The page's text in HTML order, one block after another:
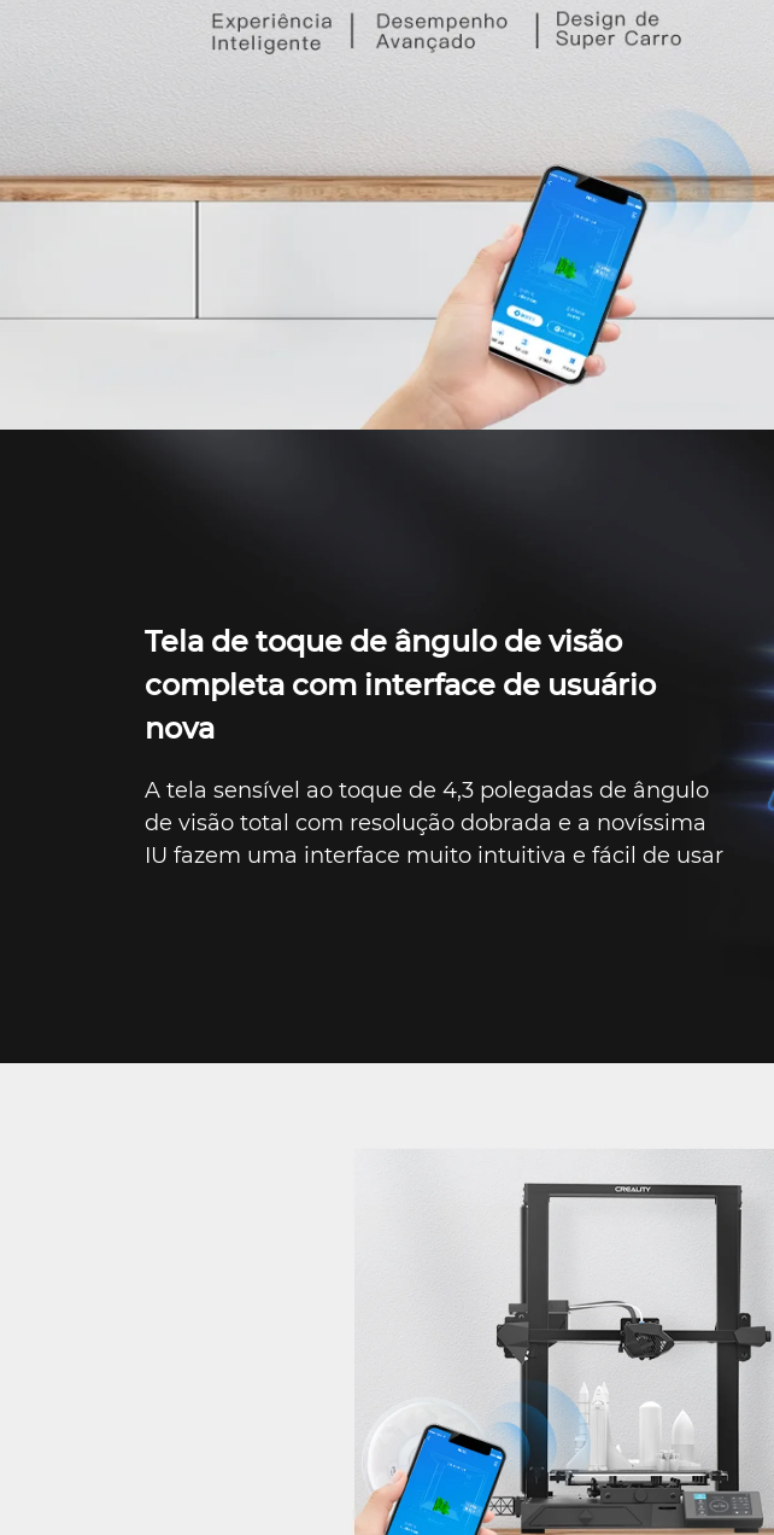
Tela de toque de ângulo de visão
completa com interface de usuário
nova
A tela sensível ao toque de 4,3 polegadas de ângulo
de visão total com resolução dobrada e a novíssima
IU fazem uma interface muito intuitiva e fácil de usar